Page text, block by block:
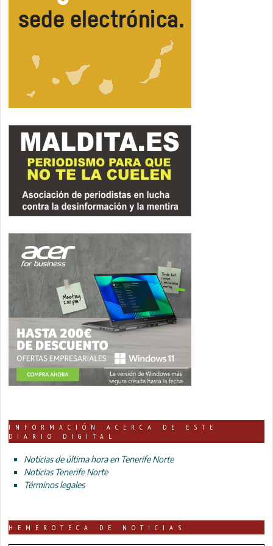
INFORMACIÓN ACERCA DE ESTE
DIARIO DIGITAL
Noticias de última hora en Tenerife Norte
Noticias Tenerife Norte
Términos legales
HEMEROTECA DE NOTICIAS